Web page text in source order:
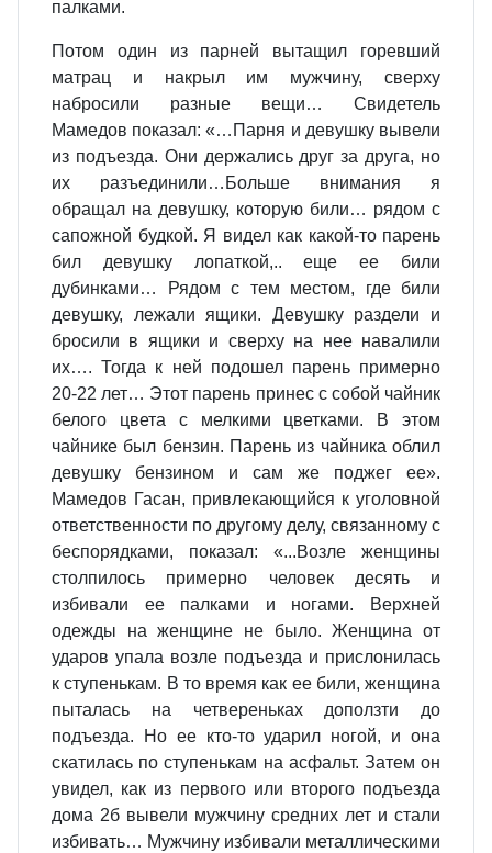
палками.
Потом один из парней вытащил горевший
матрац и накрыл им мужчину, сверху
набросили разные вещи… Свидетель
Мамедов показал: «…Парня и девушку вывели
из подъезда. Они держались друг за друга, но
их разъединили…Больше внимания я
обращал на девушку, которую били… рядом с
сапожной будкой. Я видел как какой-то парень
бил девушку лопаткой,.. еще ее били
дубинками… Рядом с тем местом, где били
девушку, лежали ящики. Девушку раздели и
бросили в ящики и сверху на нее навалили
их…. Тогда к ней подошел парень примерно
20-22 лет… Этот парень принес с собой чайник
белого цвета с мелкими цветками. В этом
чайнике был бензин. Парень из чайника облил
девушку бензином и сам же поджег ее».
Мамедов Гасан, привлекающийся к уголовной
ответственности по другому делу, связанному с
беспорядками, показал: «...Возле женщины
столпилось примерно человек десять и
избивали ее палками и ногами. Верхней
одежды на женщине не было. Женщина от
ударов упала возле подъезда и прислонилась
к ступенькам. В то время как ее били, женщина
пыталась на четвереньках доползти до
подъезда. Но ее кто-то ударил ногой, и она
скатилась по ступенькам на асфальт. Затем он
увидел, как из первого или второго подъезда
дома 2б вывели мужчину средних лет и стали
избивать… Мужчину избивали металлическими